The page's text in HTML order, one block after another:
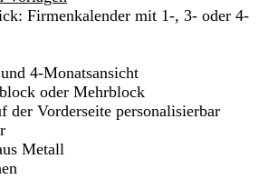
Firmenkalender mit 1-, 3- oder 4-
4-Monatsansicht
oder Mehrblock
der Vorderseite personalisierbar
Metall